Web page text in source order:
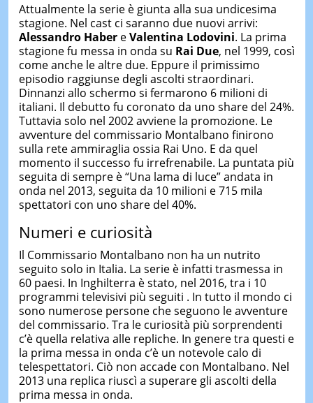
Attualmente la serie è giunta alla sua undicesima
stagione. Nel cast ci saranno due nuovi arrivi:
Alessandro HabereValentina Lodovini. La prima
stagione fu messa in onda su Rai Due, nel 1999, così
come anche le altre due. Eppure il primissimo
episodio raggiunse degli ascolti straordinari.
Dinnanzi allo schermo si fermarono 6 milioni di
italiani. Il debutto fu coronato da uno share del 24%.
Tuttavia solo nel 2002 avviene la promozione. Le
avventure del commissario Montalbano finirono
sulla rete ammiraglia ossia Rai Uno. E da quel
momento il successo fu irrefrenabile. La puntata più
seguita di sempre è “Una lama di luce” andata in
onda nel 2013, seguita da 10 milioni e 715 mila
spettatori con uno share del 40%.
Numeri e curiosità
Il Commissario Montalbano non ha un nutrito
seguito solo in Italia. La serie è infatti trasmessa in
60 paesi. In Inghilterra è stato, nel 2016, tra i 10
programmi televisivi più seguiti . In tutto il mondo ci
sono numerose persone che seguono le avventure
del commissario. Tra le curiosità più sorprendenti
c’è quella relativa alle repliche. In genere tra questi e
la prima messa in onda c’è un notevole calo di
telespettatori. Ciò non accade con Montalbano. Nel
2013 una replica riuscì a superare gli ascolti della
prima messa in onda.